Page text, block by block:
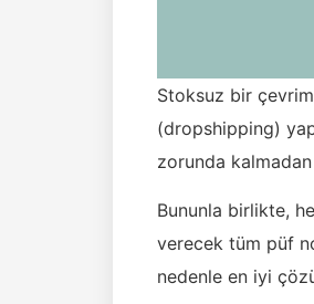
Stoksuz bir
(dropshipping)
zorunda
Bununla birlikte,
verecek tüm püf
nedenle en iyi